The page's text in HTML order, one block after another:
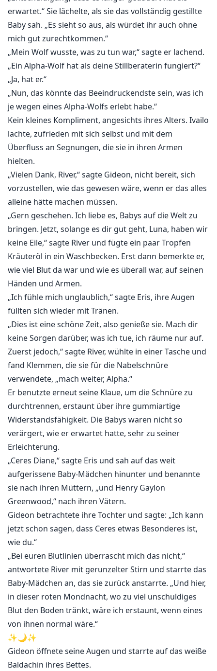
erwartet.“ Sie lächelte, als sie das vollständig gestillte
Baby sah. „Es sieht so aus, als würdet ihr auch ohne
mich gut zurechtkommen.“
„Mein Wolf wusste, was zu tun war,“ sagte er lachend.
„Ein Alpha-Wolf hat als deine Stillberaterin fungiert?“
„Ja, hat er.“
„Nun, das könnte das Beeindruckendste sein, was ich
je wegen eines Alpha-Wolfs erlebt habe.“
Kein kleines Kompliment, angesichts ihres Alters. Ivailo
lachte, zufrieden mit sich selbst und mit dem
Überfluss an Segnungen, die sie in ihren Armen
hielten.
„Vielen Dank, River,“ sagte Gideon, nicht bereit, sich
vorzustellen, wie das gewesen wäre, wenn er das alles
alleine hätte machen müssen.
„Gern geschehen. Ich liebe es, Babys auf die Welt zu
bringen. Jetzt, solange es dir gut geht, Luna, haben wir
keine Eile,“ sagte River und fügte ein paar Tropfen
Kräuteröl in ein Waschbecken. Erst dann bemerkte er,
wie viel Blut da war und wie es überall war, auf seinen
Händen und Armen.
„Ich fühle mich unglaublich,“ sagte Eris, ihre Augen
füllten sich wieder mit Tränen.
„Dies ist eine schöne Zeit, also genieße sie. Mach dir
keine Sorgen darüber, was ich tue, ich räume nur auf.
Zuerst jedoch,“ sagte River, wühlte in einer Tasche und
fand Klemmen, die sie für die Nabelschnüre
verwendete, „mach weiter, Alpha.“
Er benutzte erneut seine Klaue, um die Schnüre zu
durchtrennen, erstaunt über ihre gummiartige
Widerstandsfähigkeit. Die Babys waren nicht so
verärgert, wie er erwartet hatte, sehr zu seiner
Erleichterung.
„Ceres Diane,“ sagte Eris und sah auf das weit
aufgerissene Baby-Mädchen hinunter und benannte
sie nach ihren Müttern, „und Henry Gaylon
Greenwood,“ nach ihren Vätern.
Gideon betrachtete ihre Tochter und sagte: „Ich kann
jetzt schon sagen, dass Ceres etwas Besonderes ist,
wie du.“
„Bei euren Blutlinien überrascht mich das nicht,“
antwortete River mit gerunzelter Stirn und starrte das
Baby-Mädchen an, das sie zurück anstarrte. „Und hier,
in dieser roten Mondnacht, wo zu viel unschuldiges
Blut den Boden tränkt, wäre ich erstaunt, wenn eines
von ihnen normal wäre.“
✨🌙✨
Gideon öffnete seine Augen und starrte auf das weiße
Baldachin ihres Bettes.